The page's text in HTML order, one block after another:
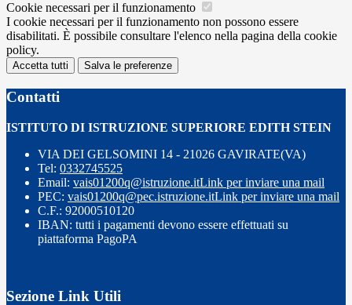
Cookie necessari per il funzionamento
I cookie necessari per il funzionamento non possono essere
disabilitati. È possibile consultare l'elenco nella pagina della cookie
policy.
Accetta tutti Salva le preferenze
Contatti
ISTITUTO DI ISTRUZIONE SUPERIORE EDITH STEIN
VIA DEI GELSOMINI 14 - 21026 GAVIRATE(VA)
Tel: 0332745525
Email: vais01200q@istruzione.itLink per inviare una mail
PEC: vais01200q@pec.istruzione.itLink per inviare una mail
C.F.: 92000510120
IBAN: tutti i pagamenti devono essere effettuati su
piattaforma PagoPA
Sezione Link Utili